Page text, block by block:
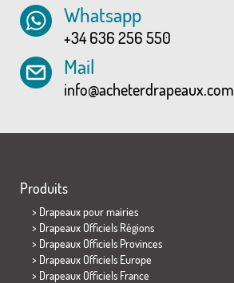
Whatsapp
+34 636 256 550
Mail
info@acheterdrapeaux.com
Produits
> Drapeaux pour mairies
> Drapeaux Officiels Régions
> Drapeaux Officiels Provinces
> Drapeaux Officiels Europe
> Drapeaux Officiels France